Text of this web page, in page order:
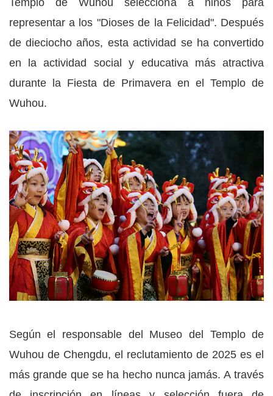
representar a los "Dioses de la Felicidad". Después
de dieciocho años, esta actividad se ha convertido
en la actividad social y educativa más atractiva
durante la Fiesta de Primavera en el Templo de
Wuhou.
Según el responsable del Museo del Templo de
Wuhou de Chengdu, el reclutamiento de 2025 es el
más grande que se ha hecho nunca jamás. A través